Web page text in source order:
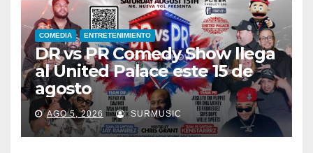
COMEDIA ENTRETENIMIENTO
DR vs PR Comedy Show llega
al United Palace este 15 de
agosto
AGO 5, 2026 SURMUSIC